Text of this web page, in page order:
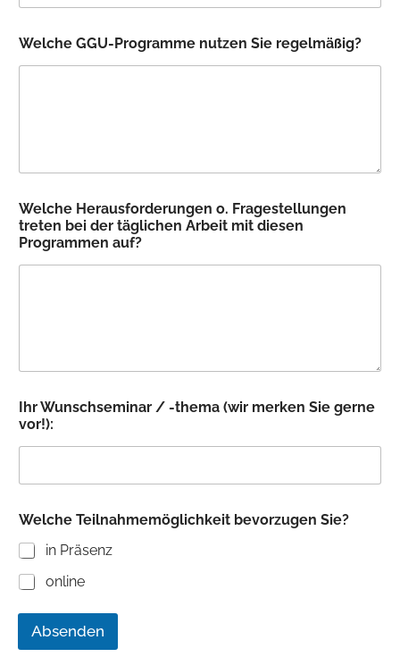
-
M
e
s
s
e
g
Welche GGU-Programme nutzen Sie regelmäßig?
Welche Herausforderungen o. Fragestellungen
treten bei der täglichen Arbeit mit diesen
Programmen auf?
Ihr Wunschseminar / -thema (wir merken Sie gerne
vor!):
Welche Teilnahmemöglichkeit bevorzugen Sie?
in Präsenz
online
Absenden